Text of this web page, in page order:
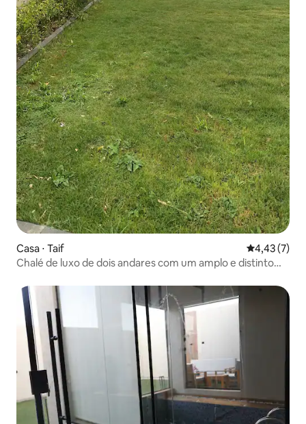
Casa ⋅ Taif 4,43 de
4,43 (7)
Chalé de luxo de dois andares com um amplo e distinto